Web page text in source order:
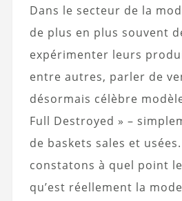
Dans le secteur de la
de plus en plus souvent
expérimenter leurs
entre autres, parler de
désormais célèbre
Full Destroyed » –
de baskets sales et
constatons à quel point
qu’est réellement la